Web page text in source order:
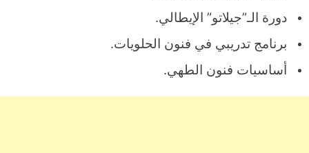
دورة الـ”جيلاتو” الإيطالي.
برنامج تدريبي في فنون الحلويات.
أساسيات فنون الطهي.